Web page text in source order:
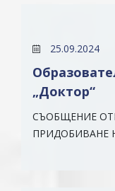
25.09.2024
„Доктор“
СЪОБЩЕНИЕ
ПРИДОБИВАНЕ